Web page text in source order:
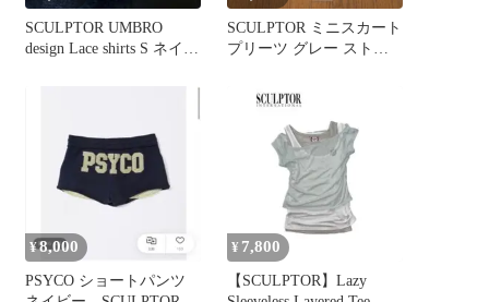
SCULPTOR UMBRO
design Lace shirts S ネイビ
SCULPTOR ミニスカート
プリーツ グレー ストラ
¥8,000
PSYCO ショートパンツ
¥ 7,800
【SCULPTOR】Lazy